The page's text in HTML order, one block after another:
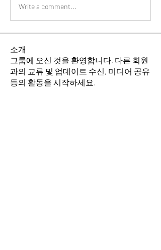
Write a comment...
소개
그룹에 오신 것을 환영합니다. 다른 회원
과의 교류 및 업데이트 수신, 미디어 공유
등의 활동을 시작하세요.